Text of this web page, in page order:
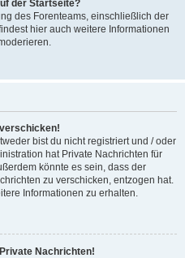
der Startseite?
des Forenteams, einschließlich der
hier auch weitere Informationen
bist du nicht registriert und / oder
hat Private Nachrichten für
könnte es sein, dass der
zu verschicken, entzogen hat.
Informationen zu erhalten.
Nachrichten!